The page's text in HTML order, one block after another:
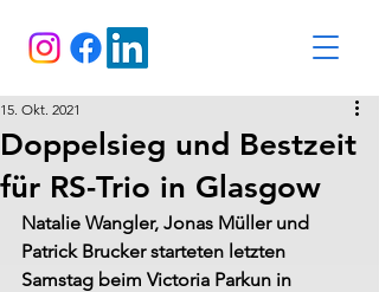
Doppelsieg und Bestzeit
für RS-Trio in Glasgow
15. Okt. 2021
Natalie Wangler, Jonas Müller und
Patrick Brucker starteten letzten
Samstag beim Victoria Parkun in